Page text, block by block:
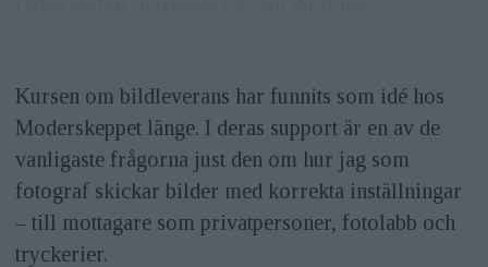
Kursen om bildleverans har funnits som idé hos
Moderskeppet länge. I deras support är en av de
vanligaste frågorna just den om hur jag som
fotograf skickar bilder med korrekta inställningar
– till mottagare som privatpersoner, fotolabb och
tryckerier.